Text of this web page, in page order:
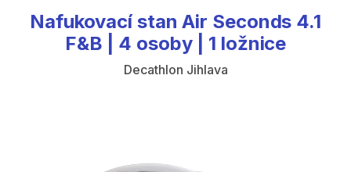
Nafukovací stan Air Seconds 4.1
F&B
4 osoby 1 ložnice
Decathlon Jihlava